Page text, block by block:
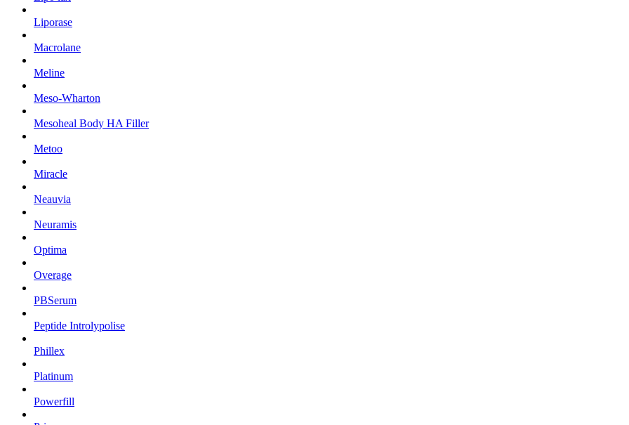
Liporase
Macrolane
Meline
Meso-Wharton
Mesoheal Body HA Filler
Metoo
Miracle
Neauvia
Neuramis
Optima
Overage
PBSerum
Peptide Introlypolise
Phillex
Platinum
Powerfill